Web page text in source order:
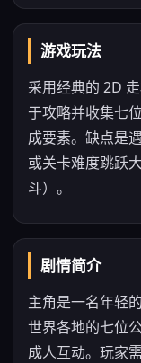
游戏玩法
采用经典的 2D
于攻略并收集七
成要素。缺点是
或关卡难度跳跃
斗）。
剧情简介
主角是一名年轻
世界各地的七位
成人互动。玩家